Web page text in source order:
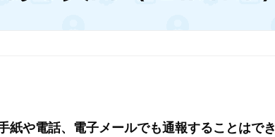
紙や電話、電子メールでも通報することはで